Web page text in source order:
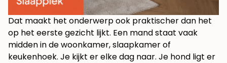
Dat maakt het onderwerp ook praktischer dan het
op het eerste gezicht lijkt. Een mand staat vaak
midden in de woonkamer, slaapkamer of
keukenhoek. Je kijkt er elke dag naar. Je hond ligt er